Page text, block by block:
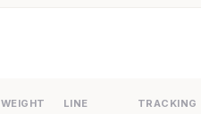
WEIGHT LINE TRACKING